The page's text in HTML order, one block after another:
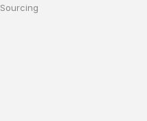
Sourcing